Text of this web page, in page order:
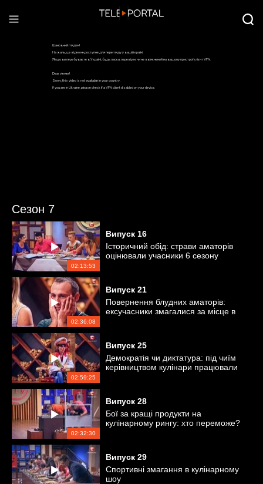
Сезон 7
02:13:53
Випуск 16
Історичний обід: страви аматорів
оцінювали учасники 6 сезону
02:36:08
Випуск 21
Повернення блудних аматорів:
ексучасники змагалися за місце в
02:59:25
Випуск 25
Демократія чи диктатура: під чиїм
керівництвом кулінари працювали
02:32:30
Випуск 28
Бої за кращі продукти на
кулінарному рингу: хто переможе?
Випуск 29
Спортивні змагання в кулінарному
шоу